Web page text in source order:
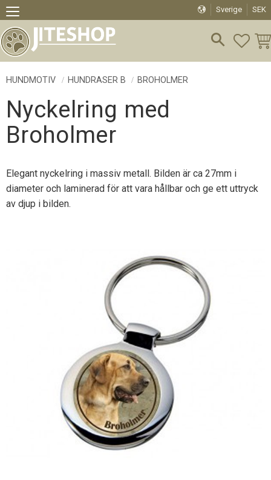
Meny
Sverige SEK
HUNDMOTIV HUNDRASER B BROHOLMER
Nyckelring med
Broholmer
Elegant nyckelring i massiv metall. Bilden är ca 27mm i
diameter och laminerad för att vara hållbar och ge ett uttryck
av djup i bilden.